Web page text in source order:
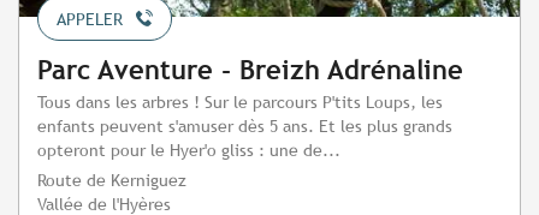
APPELER
Parc Aventure - Breizh Adrénaline
Tous dans les arbres ! Sur le parcours P'tits Loups, les
enfants peuvent s'amuser dès 5 ans. Et les plus grands
opteront pour le Hyer'o gliss : une de...
Route de Kerniguez
Vallée de l'Hyères